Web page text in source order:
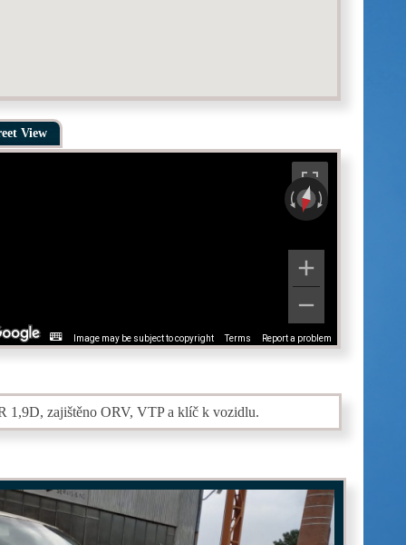
View
Image may be subject to copyright Terms Report a problem
zajištěno ORV, VTP a klíč k vozidlu.